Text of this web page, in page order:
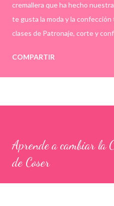
cremallera que ha hecho
te gusta la moda y la
clases de Patronaje, corte y
MD. ¡Te esperamos! . . .
#clasesdecostura
COMPARTIR
Aprende a cambiar la
de Coser